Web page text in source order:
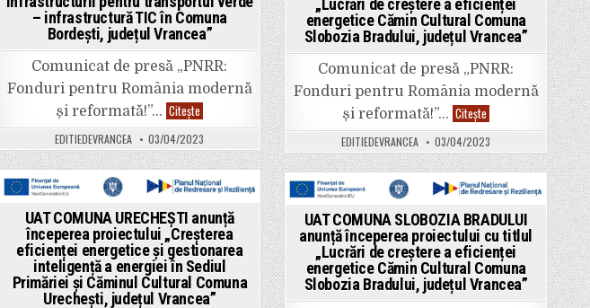
Vrancea”
energiei
în
Dispensarul
Uman
Urechești,
județul
Vrancea”
– infrastructură TIC în Comuna
Bordești, județul Vrancea”
Comunicat de presă „PNRR:
Fonduri pentru România modernă
și reformată!”… Citește
COMUNA
BORDEȘTI
anunță
începerea
proiectului
„Asigurarea
infrastructurii
transportul
verde
–
infrastructură
TIC
în
Comuna
Bordești,
EDITIEDEVRANCEA 03/04/2023
energetice Cămin Cultural Comuna
Slobozia Bradului, județul Vrancea”
Comunicat de presă „PNRR:
Fonduri pentru România modernă
și reformată!”… Citește
COMUNA
SLOBOZIA
BRADULUI
anunță
începerea
proiectului
cu
„Lucrări
de
creștere
a
eficienței
energetice
Cămin
Cultural
EDITIEDEVRANCEA 03/04/2023
in
UAT COMUNA URECHEȘTI anunță
începerea proiectului „Creșterea
eficienței energetice și gestionarea
inteligență a energiei în Sediul
Primăriei și Căminul Cultural Comuna
Urechești, județul Vrancea”
in
UAT COMUNA SLOBOZIA BRADULUI
anunță începerea proiectului cu titlul
„Lucrări de creștere a eficienței
energetice Cămin Cultural Comuna
Slobozia Bradului, județul Vrancea”